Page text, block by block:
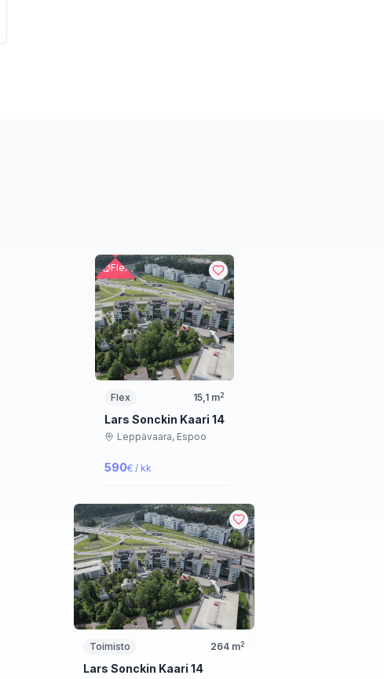
Flex
Flex 15,1m2
Lars Sonckin Kaari 14
Leppävaara, Espoo
590€ / kk
Toimisto 264 m2
Lars Sonckin Kaari 14